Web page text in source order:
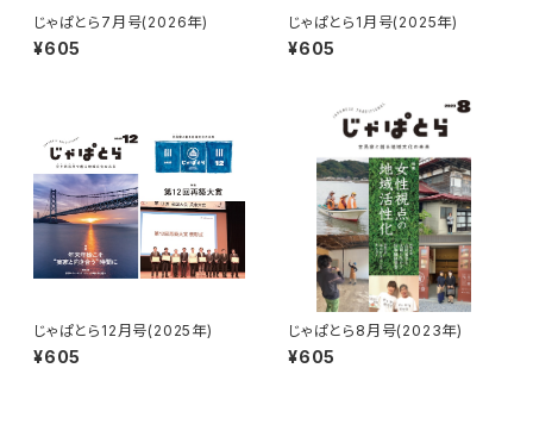
じゃぱとら7月号(2026年)
¥605
じゃぱとら1月号(2025年)
¥605
じゃぱとら12月号(2025年)
¥605
じゃぱとら8月号(2023年)
¥605